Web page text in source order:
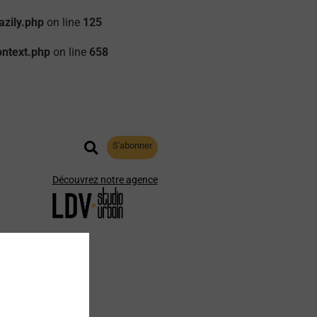
on line 125
on line 658
S'abonner
Découvrez notre agence